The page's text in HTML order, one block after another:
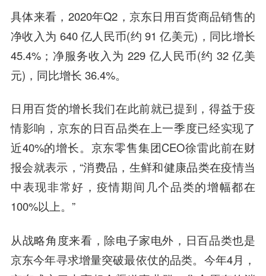
具体来看，2020年Q2，京东日用百货商品销售的
净收入为 640 亿人民币(约 91 亿美元)，同比增长
45.4%；净服务收入为 229 亿人民币(约 32 亿美
元)，同比增长 36.4%。
日用百货的增长我们在此前就已提到，得益于疫
情影响，京东的日百品类在上一季度已经实现了
近40%的增长。京东零售集团CEO徐雷此前在财
报会就表示，“消费品，生鲜和健康品类在疫情当
中表现非常好，疫情期间几个品类的增幅都在
100%以上。”
从战略角度来看，除电子家电外，日百品类也是
京东今年寻求增量突破最依仗的品类。 今年4月，